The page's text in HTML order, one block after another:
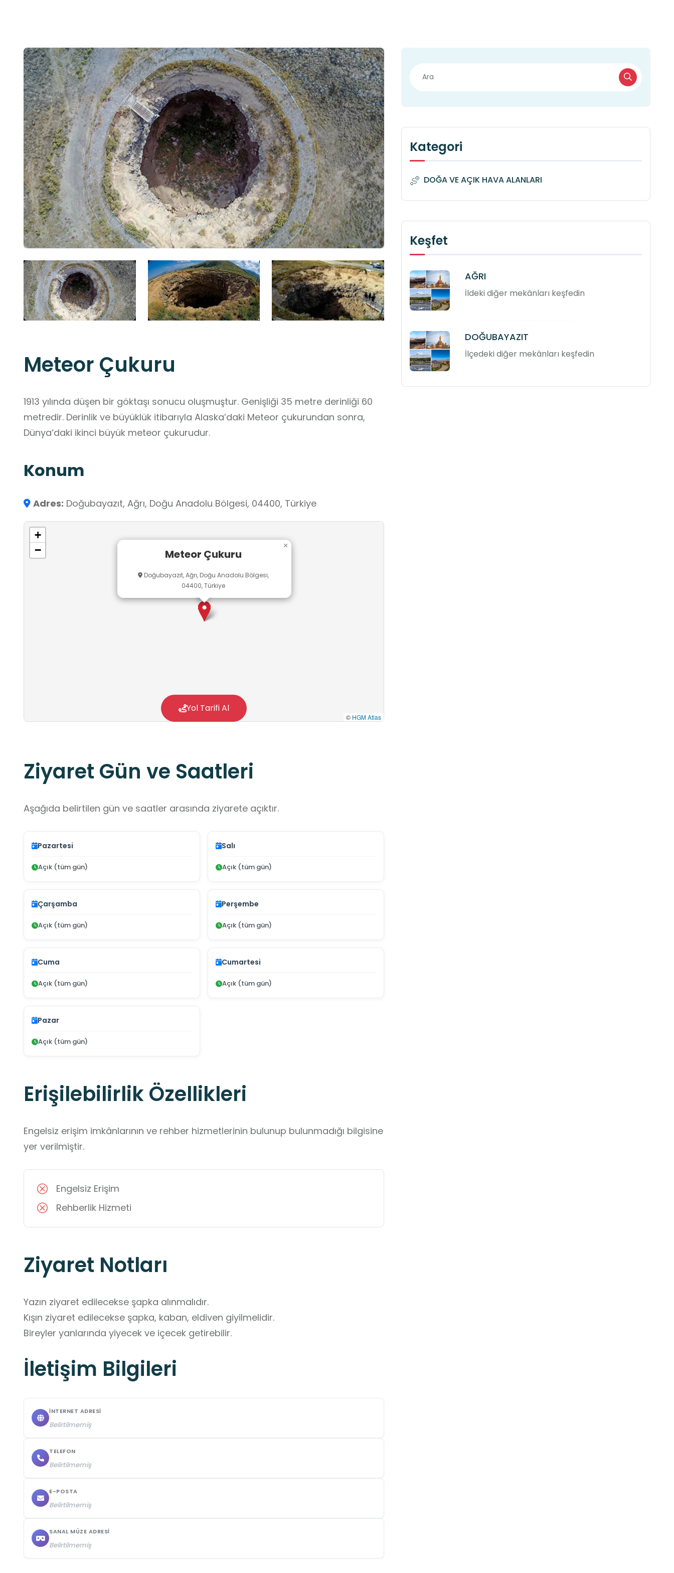
Meteor Çukuru
1913 yılında düşen bir göktaşı sonucu oluşmuştur. Genişliği 35 metre derinliği 60
metredir. Derinlik ve büyüklük itibarıyla Alaska’daki Meteor çukurundan sonra,
Dünya’daki ikinci büyük meteor çukurudur.
Konum
Adres: Doğubayazıt, Ağrı, Doğu Anadolu Bölgesi, 04400, Türkiye
Meteor Çukuru
Doğubayazıt, Ağrı, Doğu Anadolu Bölgesi,
04400, Türkiye
×
+
−
© HGM Atlas
Yol Tarifi Al
Ziyaret Gün ve Saatleri
Aşağıda belirtilen gün ve saatler arasında ziyarete açıktır.
Pazartesi
Açık (tüm gün)
Salı
Açık (tüm gün)
Çarşamba
Açık (tüm gün)
Perşembe
Açık (tüm gün)
Cuma
Açık (tüm gün)
Cumartesi
Açık (tüm gün)
Pazar
Açık (tüm gün)
Erişilebilirlik Özellikleri
Engelsiz erişim imkânlarının ve rehber hizmetlerinin bulunup bulunmadığı bilgisine
yer verilmiştir.
Engelsiz Erişim
Rehberlik Hizmeti
Ziyaret Notları
Yazın ziyaret edilecekse şapka alınmalıdır.
Kışın ziyaret edilecekse şapka, kaban, eldiven giyilmelidir.
Bireyler yanlarında yiyecek ve içecek getirebilir.
İletişim Bilgileri
İNTERNET ADRESI
Belirtilmemiş
TELEFON
Belirtilmemiş
E-POSTA
Belirtilmemiş
SANAL MÜZE ADRESI
Belirtilmemiş
Kategori
DOĞA VE AÇIK HAVA ALANLARI
Keşfet
AĞRI
İldeki diğer mekânları keşfedin
DOĞUBAYAZIT
İlçedeki diğer mekânları keşfedin